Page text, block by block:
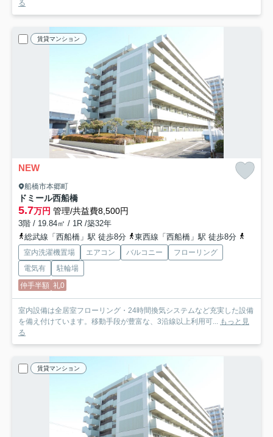
る
賃貸マンション
NEW
船橋市本郷町
ドミール西船橋
5.7万円 管理/共益費8,500円
3階 / 19.84㎡ / 1R /築32年
総武線「西船橋」駅 徒歩8分
東西線「西船橋」駅 徒歩8分
室内洗濯機置場 エアコン バルコニー
フローリング
電気有
駐輪場
仲手半額 礼0
室内設備は全居室フローリング・24時間換気システムなど充実した設備
を備え付けています。移動手段が豊富な、3沿線以上利用可... もっと見
る
賃貸マンション